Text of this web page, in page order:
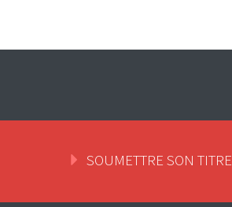
SOUMETTRE SON TITRE